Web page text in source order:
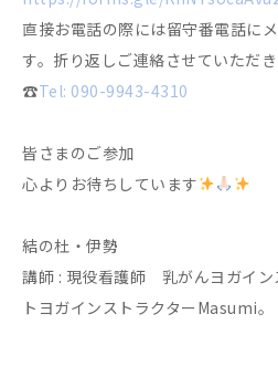
直接お電話の際には留守番電話に
す。折り返しご連絡させていただ
☎︎Tel: 090-9943-4310
皆さまのご参加
心よりお待ちしています
結の杜・伊勢
講師 : 現役看護師 乳がんヨガイン
トヨガインストラクターMasumi。